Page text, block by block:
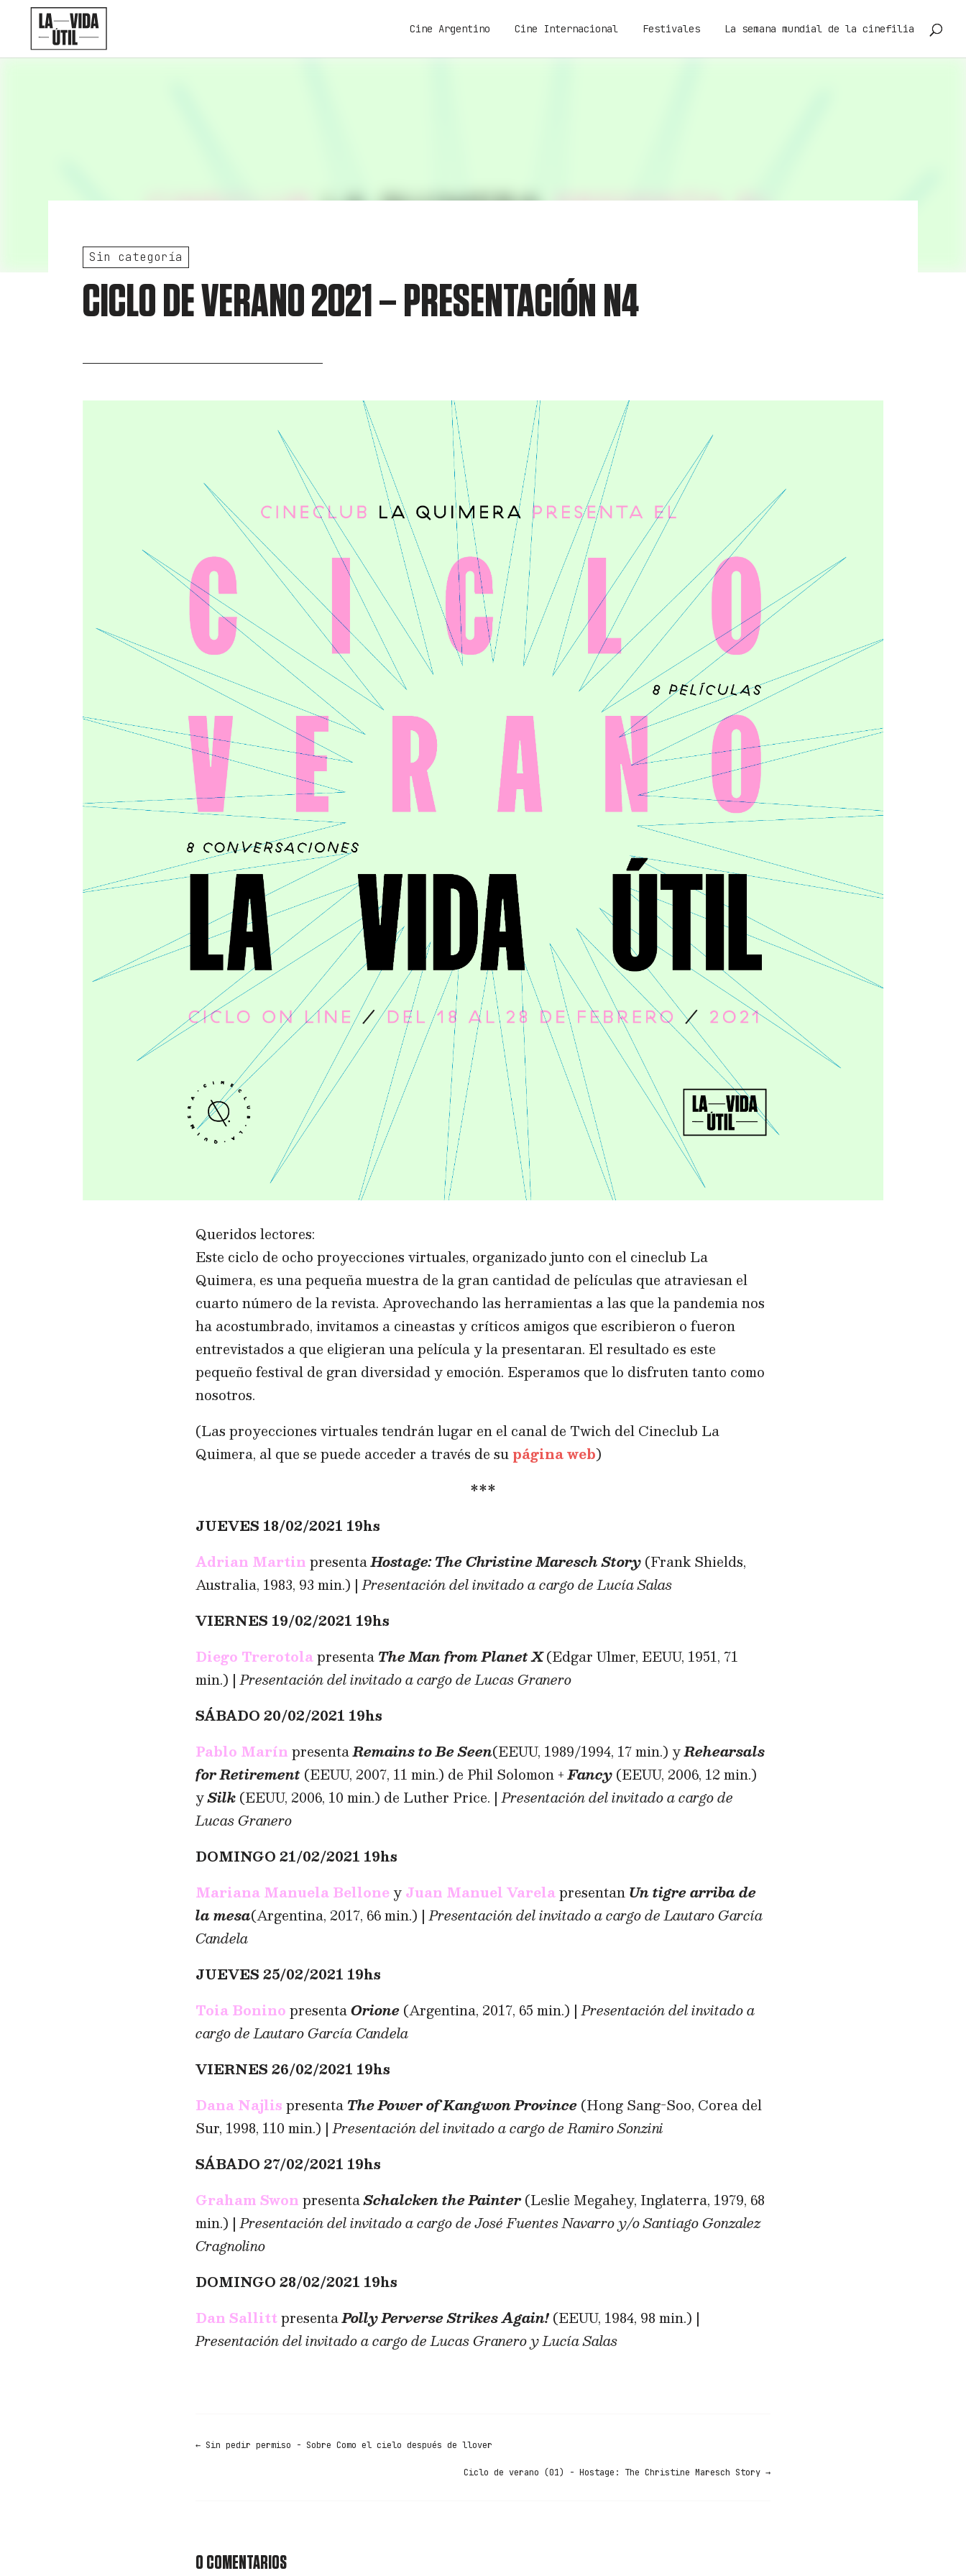
Cine Argentino Cine Internacional Festivales La semana mundial de la cinefilia
Sin categoría
CICLO DE VERANO 2021 – PRESENTACIÓN N4
Queridos lectores:
Este ciclo de ocho proyecciones virtuales, organizado junto con el cineclub La
Quimera, es una pequeña muestra de la gran cantidad de películas que atraviesan el
cuarto número de la revista. Aprovechando las herramientas a las que la pandemia nos
ha acostumbrado, invitamos a cineastas y críticos amigos que escribieron o fueron
entrevistados a que eligieran una película y la presentaran. El resultado es este
pequeño festival de gran diversidad y emoción. Esperamos que lo disfruten tanto como
nosotros.
(Las proyecciones virtuales tendrán lugar en el canal de Twich del Cineclub La
Quimera, al que se puede acceder a través de supágina web)
***
JUEVES 18/02/2021 19hs
Adrian MartinpresentaHostage: The Christine Maresch Story(Frank Shields,
Australia, 1983, 93 min.) |Presentación del invitado a cargo de Lucía Salas
VIERNES 19/02/2021 19hs
Diego TrerotolapresentaThe Man from Planet X(Edgar Ulmer, EEUU, 1951, 71
min.) |Presentación del invitado a cargo de Lucas Granero
SÁBADO 20/02/2021 19hs
Pablo MarínpresentaRemains to Be Seen(EEUU, 1989/1994, 17 min.) yRehearsals
for Retirement(EEUU, 2007, 11 min.) de Phil Solomon +Fancy(EEUU, 2006, 12 min.)
ySilk(EEUU, 2006, 10 min.) de Luther Price. |Presentación del invitado a cargo de
Lucas Granero
DOMINGO 21/02/2021 19hs
Mariana Manuela BelloneyJuan Manuel VarelapresentanUn tigre arriba de
la mesa(Argentina, 2017, 66 min.) |Presentación del invitado a cargo de Lautaro García
Candela
JUEVES 25/02/2021 19hs
Toia BoninopresentaOrione(Argentina, 2017, 65 min.) |Presentación del invitado a
cargo de Lautaro García Candela
VIERNES 26/02/2021 19hs
Dana NajlispresentaThe Power of Kangwon Province(Hong Sang-Soo, Corea del
Sur, 1998, 110 min.) |Presentación del invitado a cargo de Ramiro Sonzini
SÁBADO 27/02/2021 19hs
Graham SwonpresentaSchalcken the Painter(Leslie Megahey, Inglaterra, 1979, 68
min.) |Presentación del invitado a cargo de José Fuentes Navarro y/o Santiago Gonzalez
Cragnolino
DOMINGO 28/02/2021 19hs
Dan SallittpresentaPolly Perverse Strikes Again!(EEUU, 1984, 98 min.) |
Presentación del invitado a cargo de Lucas Granero y Lucía Salas
← Sin pedir permiso - Sobre Como el cielo después de llover
Ciclo de verano (01) - Hostage: The Christine Maresch Story →
0 COMENTARIOS